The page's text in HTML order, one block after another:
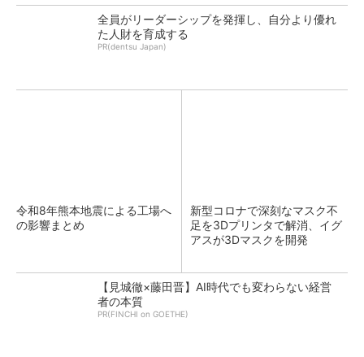
全員がリーダーシップを発揮し、自分より優れ
た人財を育成する
PR(dentsu Japan)
令和8年熊本地震による工場へ
の影響まとめ
新型コロナで深刻なマスク不
足を3Dプリンタで解消、イグ
アスが3Dマスクを開発
【見城徹×藤田晋】AI時代でも変わらない経営
者の本質
PR(FINCHI on GOETHE)